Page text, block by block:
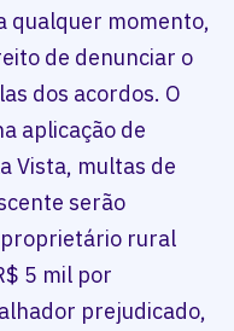
qualquer momento,
de denunciar o
dos acordos. O
aplicação de
Vista, multas de
serão
proprietário rural
5 mil por
prejudicado,